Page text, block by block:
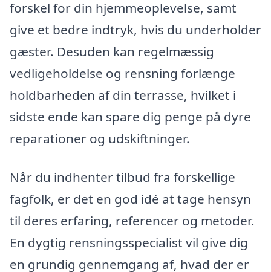
forskel for din hjemmeoplevelse, samt
give et bedre indtryk, hvis du underholder
gæster. Desuden kan regelmæssig
vedligeholdelse og rensning forlænge
holdbarheden af din terrasse, hvilket i
sidste ende kan spare dig penge på dyre
reparationer og udskiftninger.
Når du indhenter tilbud fra forskellige
fagfolk, er det en god idé at tage hensyn
til deres erfaring, referencer og metoder.
En dygtig rensningsspecialist vil give dig
en grundig gennemgang af, hvad der er